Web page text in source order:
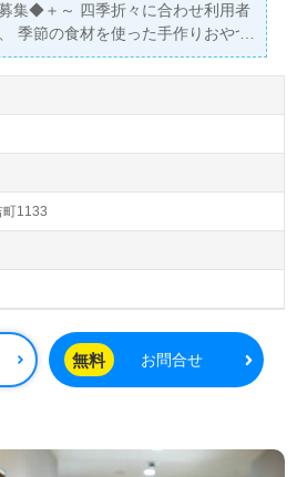
集◆＋～ 四季折々に合わせ利用者
季節の食材を使った手作りおやつ
ベントが盛りだくさん！ ご利用者
ごしている、アットホームな職場
町1133
無料 お問合せ